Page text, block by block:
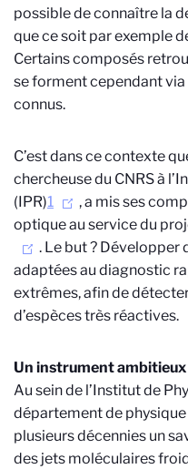
possible de connaître la
que ce soit par exemple
Certains composés
se forment cependant
connus.
C’est dans ce contexte
chercheuse du CNRS à
(IPR)1
, a mis ses
optique au service du
. Le but ?
adaptées au diagnostic
extrêmes, afin de
d’espèces très réactives.
Un instrument ambitieux
Au sein de l’Institut de
département de
plusieurs décennies un
des jets moléculaires